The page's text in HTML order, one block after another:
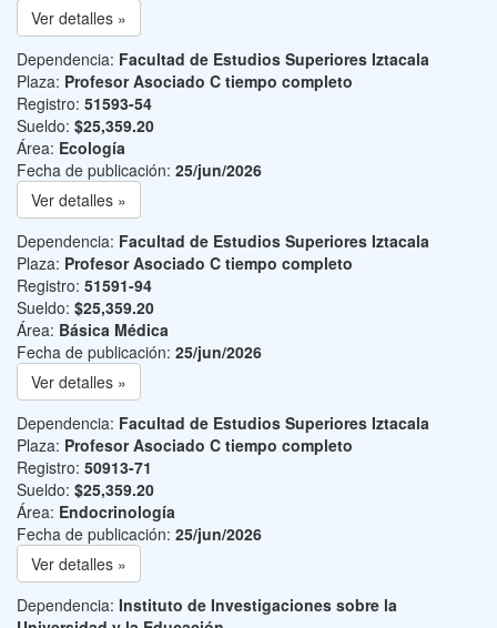
Ver detalles »
Dependencia: Facultad de Estudios Superiores Iztacala
Plaza: Profesor Asociado C tiempo completo
Registro: 51593-54
Sueldo: $25,359.20
Área: Ecología
Fecha de publicación: 25/jun/2026
Ver detalles »
Dependencia: Facultad de Estudios Superiores Iztacala
Plaza: Profesor Asociado C tiempo completo
Registro: 51591-94
Sueldo: $25,359.20
Área: Básica Médica
Fecha de publicación: 25/jun/2026
Ver detalles »
Dependencia: Facultad de Estudios Superiores Iztacala
Plaza: Profesor Asociado C tiempo completo
Registro: 50913-71
Sueldo: $25,359.20
Área: Endocrinología
Fecha de publicación: 25/jun/2026
Ver detalles »
Dependencia: Instituto de Investigaciones sobre la